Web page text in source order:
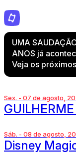
UMA
ANOS já
Veja os
Sex. - 07 de agosto,
Sáb. - 08 de agosto,
Disney